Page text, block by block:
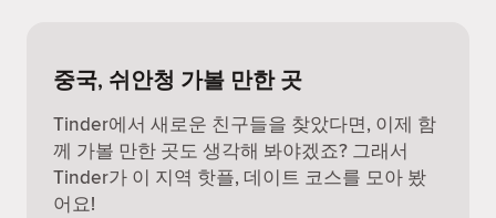
중국, 쉬안청 가볼 만한 곳
Tinder에서 새로운 친구들을 찾았다면, 이제 함
께 가볼 만한 곳도 생각해 봐야겠죠? 그래서
Tinder가 이 지역 핫플, 데이트 코스를 모아 봤
어요!